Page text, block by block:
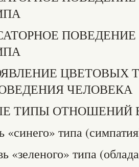
ПОВЕДЕНИЕ
ЧЕЛОВЕКА
ТИПЫ ОТНОШЕНИЙ
типа
«зеленого» типа